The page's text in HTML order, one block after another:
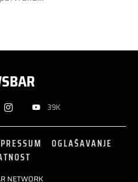
39K
OGLAŠAVANJE
NETWORK